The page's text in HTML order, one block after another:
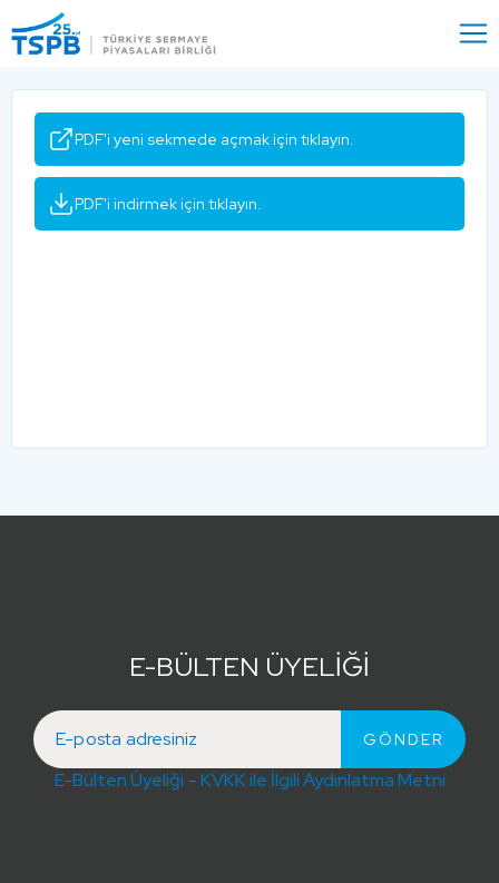
Close
PDF'i yeni sekmede açmak için tıklayın.
PDF'i indirmek için tıklayın.
E-BÜLTEN ÜYELİĞİ
E-Bülten Üyeliği – KVKK ile İlgili Aydınlatma Metni